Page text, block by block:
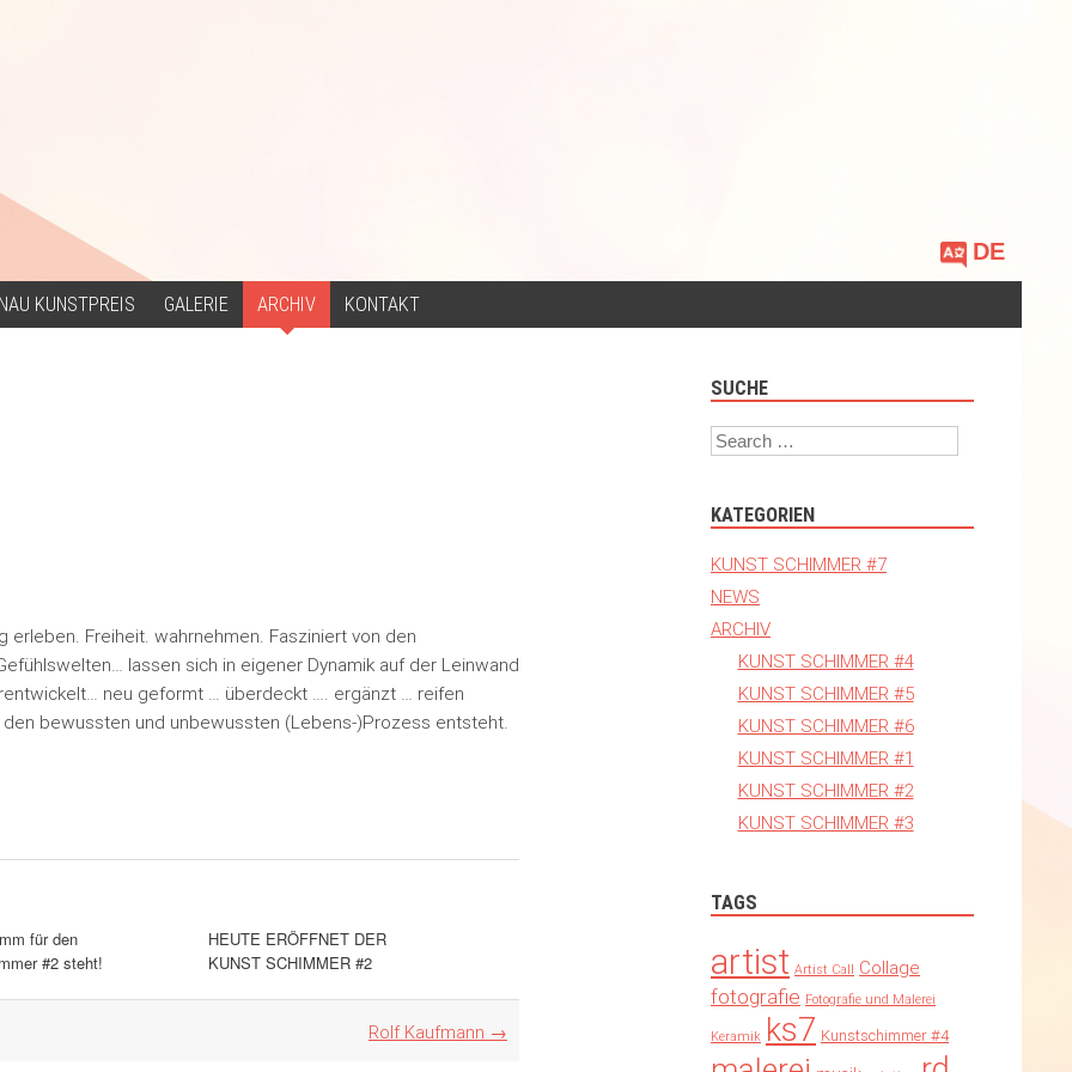
Sprache
auswählen
KUNSTPREIS GALERIE ARCHIV KONTAKT
Freiheit. wahrnehmen. Fasziniert von den
lassen sich in eigener Dynamik auf der Leinwand
neu geformt … überdeckt …. ergänzt … reifen
bewussten und unbewussten (Lebens-)Prozess entsteht.
für den
#2 steht!
HEUTE ERÖFFNET DER
KUNST SCHIMMER #2
Rolf Kaufmann →
SUCHE
Search
KATEGORIEN
KUNST SCHIMMER #7
NEWS
ARCHIV
KUNST SCHIMMER #4
KUNST SCHIMMER #5
KUNST SCHIMMER #6
KUNST SCHIMMER #1
KUNST SCHIMMER #2
KUNST SCHIMMER #3
TAGS
artist Artist Call Collage
fotografie Fotografie und Malerei
Keramik ks7 Kunstschimmer #4